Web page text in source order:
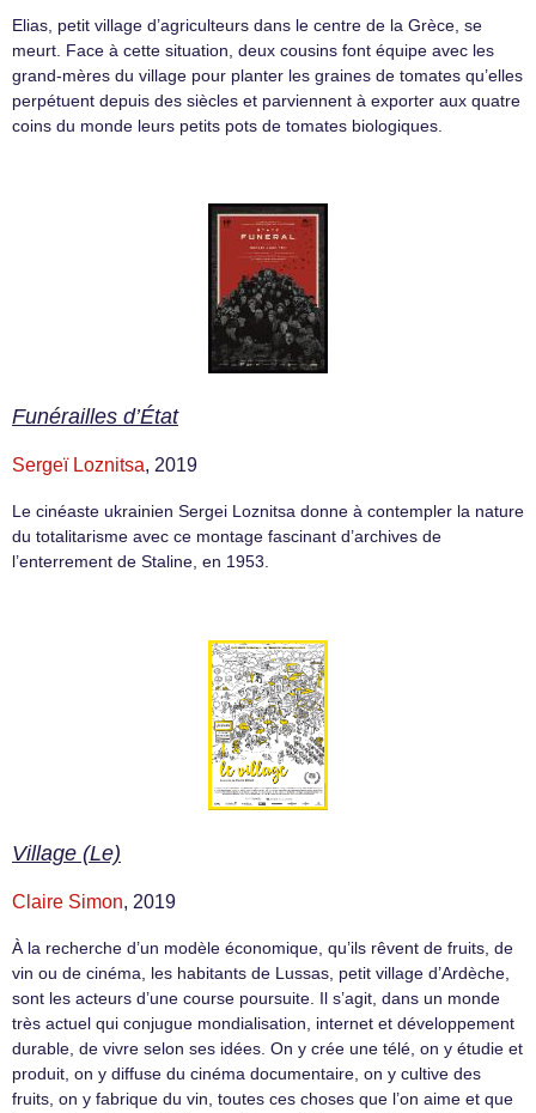
Elias, petit village d’agriculteurs dans le centre de la Grèce, se
meurt. Face à cette situation, deux cousins font équipe avec les
grand-mères du village pour planter les graines de tomates qu’elles
perpétuent depuis des siècles et parviennent à exporter aux quatre
coins du monde leurs petits pots de tomates biologiques.
Funérailles d’État
Sergeï Loznitsa, 2019
Le cinéaste ukrainien Sergei Loznitsa donne à contempler la nature
du totalitarisme avec ce montage fascinant d’archives de
l’enterrement de Staline, en 1953.
Village (Le)
Claire Simon, 2019
À la recherche d’un modèle économique, qu’ils rêvent de fruits, de
vin ou de cinéma, les habitants de Lussas, petit village d’Ardèche,
sont les acteurs d’une course poursuite. Il s’agit, dans un monde
très actuel qui conjugue mondialisation, internet et développement
durable, de vivre selon ses idées. On y crée une télé, on y étudie et
produit, on y diffuse du cinéma documentaire, on y cultive des
fruits, on y fabrique du vin, toutes ces choses que l’on aime et que